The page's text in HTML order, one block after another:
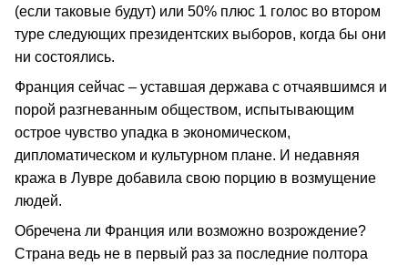
(если таковые будут) или 50% плюс 1 голос во втором
туре следующих президентских выборов, когда бы они
ни состоялись.
Франция сейчас – уставшая держава с отчаявшимся и
порой разгневанным обществом, испытывающим
острое чувство упадка в экономическом,
дипломатическом и культурном плане. И недавняя
кража в Лувре добавила свою порцию в возмущение
людей.
Обречена ли Франция или возможно возрождение?
Страна ведь не в первый раз за последние полтора